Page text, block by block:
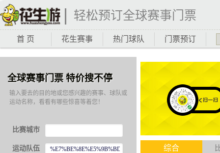
轻松预订全球赛事门票
首 页 花生赛事 热门球队 门票预订
综合
全球赛事门票 特价搜不停
输入要去的目的地或您感兴趣的赛事、球队或
运动名称，看看有哪些惊喜等着您！
比赛城市
运动队伍